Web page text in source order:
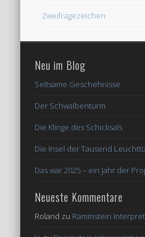
Zweifragezeichen
Neu im Blog
Seltsame Geschehnisse
Der Schwalbenturm
Die Klinge des Schicksals
Die Insel der Tausend
Das war 2025 – ein Jahr der
Neueste Kommentare
Roland zu Rammstein